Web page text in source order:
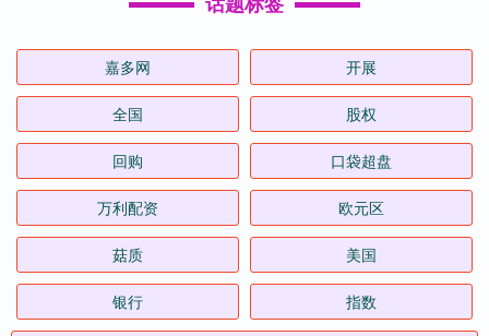
嘉多网 开展
全国 股权
回购 口袋超盘
万利配资 欧元区
菇质 美国
银行 指数